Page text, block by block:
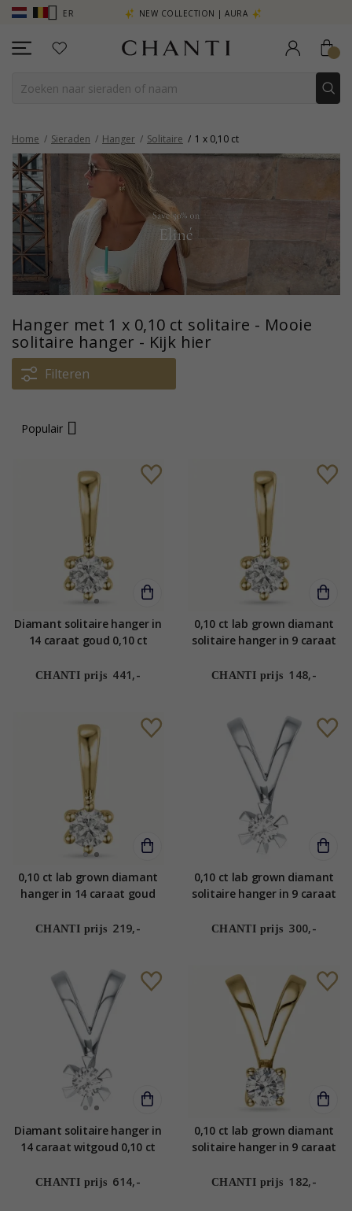
- KLIK HIER NEW COLLECTION | AURA
Home Sieraden Hanger Solitaire 1 x 0,10 ct
Hanger met 1 x 0,10 ct solitaire - Mooie
solitaire hanger - Kijk hier
Filteren
Populair
Diamant solitaire hanger in
14 caraat goud 0,10 ct
CHANTI prijs 441,-
0,10 ct lab grown diamant
solitaire hanger in 9 caraat
CHANTI prijs 148,-
0,10 ct lab grown diamant
hanger in 14 caraat goud
CHANTI prijs 219,-
0,10 ct lab grown diamant
solitaire hanger in 9 caraat
CHANTI prijs 300,-
Diamant solitaire hanger in
14 caraat witgoud 0,10 ct
CHANTI prijs 614,-
0,10 ct lab grown diamant
solitaire hanger in 9 caraat
CHANTI prijs 182,-